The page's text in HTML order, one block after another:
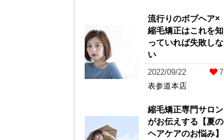
流行りのボブヘア×
縮毛矯正はこれを知
っていれば失敗しな
い
2022/09/22
7
表参道本店
縮毛矯正専門サロン
がお伝えする【夏の
ヘアケアのお悩み】